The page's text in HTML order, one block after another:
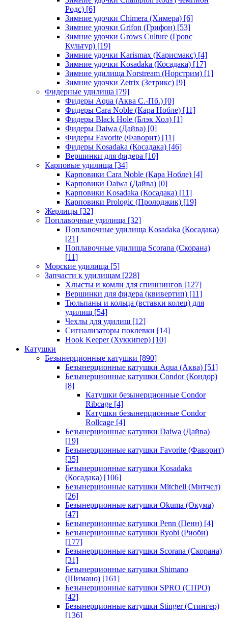
Родс) [6]
Зимние удочки Chimera (Химера) [6]
Зимние удочки Grifon (Грифон) [53]
Зимние удочки Grows Culture (Гровс
Культур) [19]
Зимние удочки Karismax (Карисмакс) [4]
Зимние удочки Kosadaka (Косадака) [17]
Зимние удилища Norstream (Норстрим) [1]
Зимние удочки Zetrix (Зетрикс) [9]
Фидерные удилища [79]
Фидеры Aqua (Аква С.-Пб.) [0]
Фидеры Cara Noble (Кара Нобле) [11]
Фидеры Black Hole (Блэк Хол) [1]
Фидеры Daiwa (Дайва) [0]
Фидеры Favorite (Фаворит) [11]
Фидеры Kosadaka (Косадака) [46]
Вершинки для фидера [10]
Карповые удилища [34]
Карповики Cara Noble (Кара Нобле) [4]
Карповики Daiwa (Дайва) [0]
Карповики Kosadaka (Косадака) [11]
Карповики Prologic (Пролоджик) [19]
Жерлицы [32]
Поплавочные удилища [32]
Поплавочные удилища Kosadaka (Косадака)
[21]
Поплавочные удилища Scorana (Скорана)
[11]
Морские удилища [5]
Запчасти к удилищам [228]
Хлысты и комли для спиннингов [127]
Вершинки для фидера (квивертип) [11]
Тюльпаны и кольца (вставки колец) для
удилищ [54]
Чехлы для удилищ [12]
Сигнализаторы поклевки [14]
Hook Keeper (Хуккипер) [10]
Катушки
Безынерционные катушки [890]
Безынерционные катушки Aqua (Аква) [51]
Безынерционные катушки Condor (Кондор)
[8]
Катушки безынерционные Condor
Ribcage [4]
Катушки безынерционные Condor
Rollcage [4]
Безынерционные катушки Daiwa (Дайва)
[19]
Безынерционные катушки Favorite (Фаворит)
[35]
Безынерционные катушки Kosadaka
(Косадака) [106]
Безынерционные катушки Mitchell (Митчел)
[26]
Безынерционные катушки Okuma (Окума)
[47]
Безынерционные катушки Penn (Пенн) [4]
Безынерционные катушки Ryobi (Риоби)
[177]
Безынерционные катушки Scorana (Скорана)
[31]
Безынерционные катушки Shimano
(Шимано) [161]
Безынерционные катушки SPRO (СПРО)
[42]
Безынерционные катушки Stinger (Стингер)
[136]